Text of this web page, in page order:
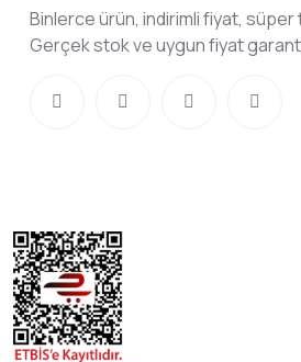
Binlerce ürün, indirimli fiyat, süper
Gerçek stok ve uygun fiyat